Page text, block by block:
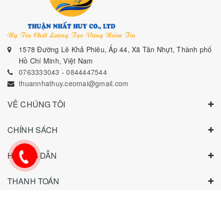
1578 Đường Lê Khả Phiêu, Ấp 44, Xã Tân Nhựt, Thành phố
Hồ Chí Minh, Việt Nam
0763333043 -0844447544
thuannhathuy.ceomai@gmail.com
VỀ CHÚNG TÔI
CHÍNH SÁCH
HƯỚNG DẪN
THANH TOÁN